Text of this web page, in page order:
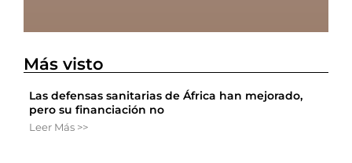
Más visto
Las defensas sanitarias de África han mejorado,
pero su financiación no
Leer Más >>